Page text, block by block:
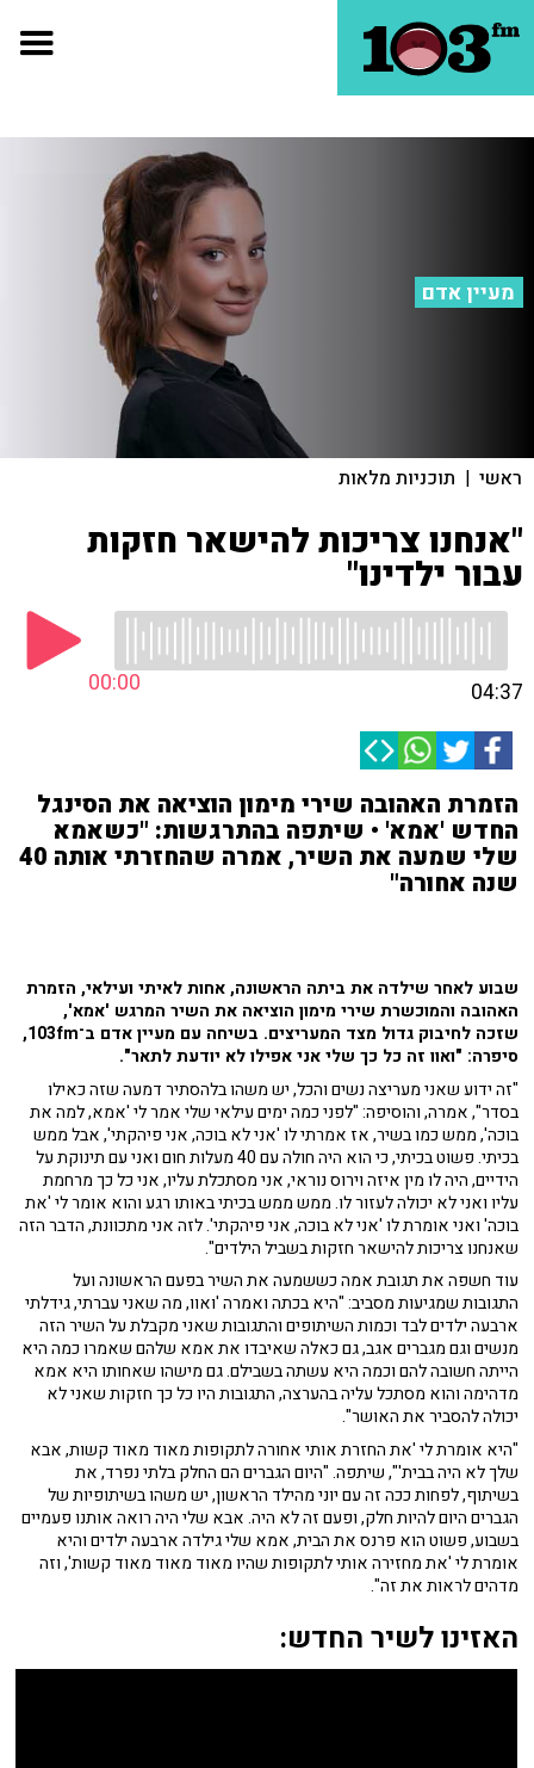
מעיין אדם
ראשי | תוכניות מלאות
"אנחנו צריכות להישאר חזקות
עבור ילדינו"
00:00 04:37
הזמרת האהובה שירי מימון הוציאה את הסינגל
החדש 'אמא' • שיתפה בהתרגשות: "כשאמא
שלי שמעה את השיר, אמרה שהחזרתי אותה 40
שנה אחורה"
שבוע לאחר שילדה את ביתה הראשונה, אחות לאיתי ועילאי, הזמרת
האהובה והמוכשרת שירי מימון הוציאה את השיר המרגש 'אמא',
שזכה לחיבוק גדול מצד המעריצים. בשיחה עם מעיין אדם ב־103fm,
סיפרה: "ואוו זה כל כך שלי אני אפילו לא יודעת לתאר".
"זה ידוע שאני מעריצה נשים והכל, יש משהו בלהסתיר דמעה שזה כאילו
בסדר", אמרה, והוסיפה: "לפני כמה ימים עילאי שלי אמר לי 'אמא, למה את
בוכה', ממש כמו בשיר, אז אמרתי לו 'אני לא בוכה, אני פיהקתי', אבל ממש
בכיתי. פשוט בכיתי, כי הוא היה חולה עם 40 מעלות חום ואני עם תינוקת על
הידיים, היה לו מין איזה וירוס נוראי, אני מסתכלת עליו, אני כל כך מרחמת
עליו ואני לא יכולה לעזור לו. ממש ממש בכיתי באותו רגע והוא אומר לי 'את
בוכה' ואני אומרת לו 'אני לא בוכה, אני פיהקתי'. לזה אני מתכוונת, הדבר הזה
שאנחנו צריכות להישאר חזקות בשביל הילדים".
עוד חשפה את תגובת אמה כששמעה את השיר בפעם הראשונה ועל
התגובות שמגיעות מסביב: "היא בכתה ואמרה 'ואוו, מה שאני עברתי, גידלתי
ארבעה ילדים לבד וכמות השיתופים והתגובות שאני מקבלת על השיר הזה
מנשים וגם מגברים אגב, גם כאלה שאיבדו את אמא שלהם שאמרו כמה היא
הייתה חשובה להם וכמה היא עשתה בשבילם. גם מישהו שאחותו היא אמא
מדהימה והוא מסתכל עליה בהערצה, התגובות היו כל כך חזקות שאני לא
יכולה להסביר את האושר".
"היא אומרת לי 'את החזרת אותי אחורה לתקופות מאוד מאוד קשות, אבא
שלך לא היה בבית'", שיתפה. "היום הגברים הם החלק בלתי נפרד, את
בשיתוף, לפחות ככה זה עם יוני מהילד הראשון, יש משהו בשיתופיות של
הגברים היום להיות חלק, ופעם זה לא היה. אבא שלי היה רואה אותנו פעמיים
בשבוע, פשוט הוא פרנס את הבית, אמא שלי גילדה ארבעה ילדים והיא
אומרת לי 'את מחזירה אותי לתקופות שהיו מאוד מאוד מאוד קשות', וזה
מדהים לראות את זה".
האזינו לשיר החדש: